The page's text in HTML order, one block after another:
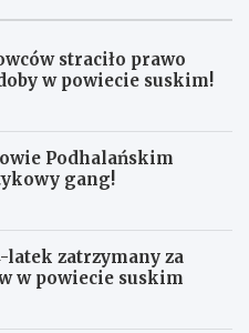
straciło prawo
w powiecie suskim!
Podhalańskim
gang!
latek zatrzymany za
w powiecie suskim